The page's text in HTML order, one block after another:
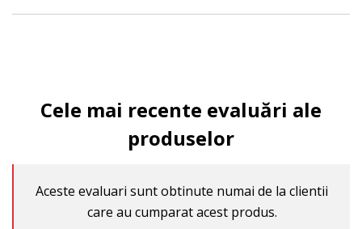
Cele mai recente evaluări ale
produselor
Aceste evaluari sunt obtinute numai de la clientii
care au cumparat acest produs.